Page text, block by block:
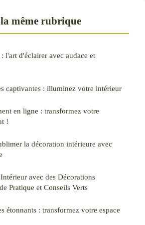
même rubrique
l'art d'éclairer avec audace et
captivantes : illuminez votre intérieur
en ligne : transformez votre
!
la décoration intérieure avec
avec des Décorations
Pratique et Conseils Verts
étonnants : transformez votre espace